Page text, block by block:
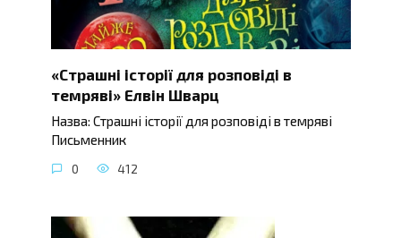
«Страшні історії для розповіді в
темряві» Елвін Шварц
Назва: Страшні історії для розповіді в темряві
Письменник
0 412